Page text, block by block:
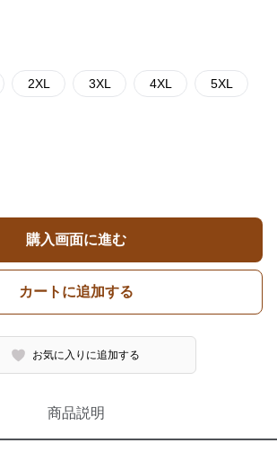
2XL 3XL 4XL 5XL
購入画面に進む
カートに追加する
お気に入りに追加する
商品説明